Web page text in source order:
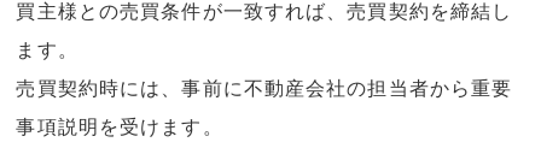
買主様との売買条件が一致すれば、売買契約を締結し
ます。
売買契約時には、事前に不動産会社の担当者から重要
事項説明を受けます。